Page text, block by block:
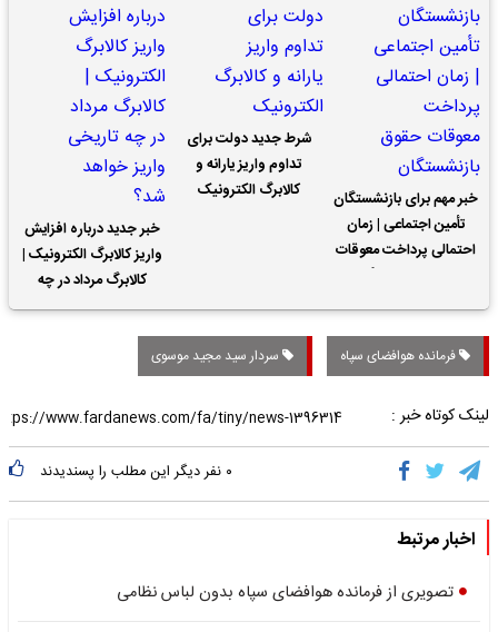
خبر مهم برای بازنشستگان
تأمین اجتماعی | زمان
احتمالی پرداخت معوقات
شرط جدید دولت برای
تداوم واریز یارانه و
کالابرگ الکترونیک
خبر جدید درباره افزایش
واریز کالابرگ الکترونیک |
کالابرگ مرداد در چه
تاریخی واریز خواهد شد؟
فرمانده هوافضای سپاه سردار سید مجید موسوی
لینک کوتاه خبر :
۰ نفر دیگر این مطلب را پسندیدند
اخبار مرتبط
تصویری از فرمانده هوافضای سپاه بدون لباس نظامی